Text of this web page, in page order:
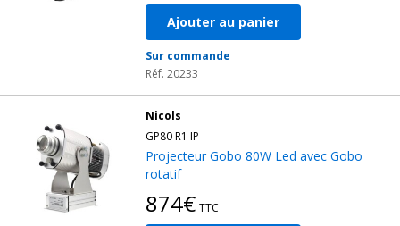
Ajouter au panier
Sur commande
Réf. 20233
Nicols
GP80 R1 IP
Projecteur Gobo 80W Led avec Gobo
rotatif
874€ TTC